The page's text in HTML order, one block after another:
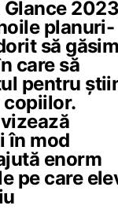
planuri-
să găsim
care să
pentru
în mod
enorm
pe care